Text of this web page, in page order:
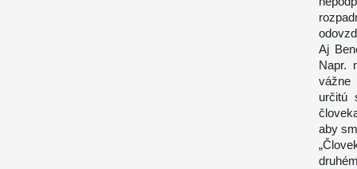
Aj
Napr.
vážne
určitú
aby